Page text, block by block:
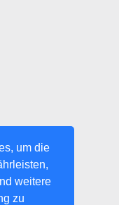
um die
weitere
zu